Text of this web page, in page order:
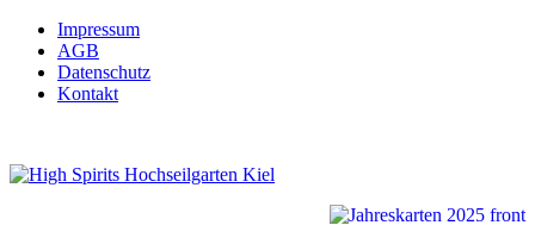
Impressum
AGB
Datenschutz
Kontakt